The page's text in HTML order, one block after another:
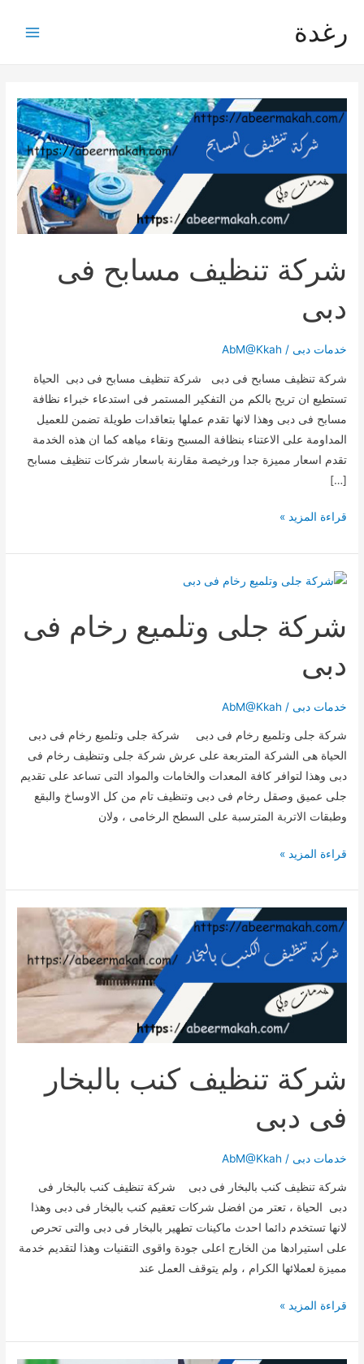
المحتوى
رغدة
شركة تنظيف مسابح فى
دبى
خدمات دبى /
AbM@Kkah
شركة تنظيف مسابح فى دبى شركة تنظيف مسابح فى دبى الحياة
تستطيع ان تريح بالكم من التفكير المستمر فى استدعاء خبراء نظافة
مسابح فى دبى وهذا لانها تقدم عملها بتعاقدات طويلة تضمن للعميل
المداومة على الاعتناء بنظافة المسبح ونقاء مياهه كما ان هذه الخدمة
تقدم اسعار مميزة جدا ورخيصة مقارنة باسعار شركات تنظيف مسابح
[…]
شركة
مسابح
فى
قراءة المزيد »
شركة جلى وتلميع رخام فى
دبى
خدمات دبى /
AbM@Kkah
شركة جلى وتلميع رخام فى دبى شركة جلى وتلميع رخام فى دبى
الحياة هى الشركة المتربعة على عرش شركة جلى وتنظيف رخام فى
دبى وهذا لتوافر كافة المعدات والخامات والمواد التى تساعد على تقديم
جلى عميق وصقل رخام فى دبى وتنظيف تام من كل الاوساخ والبقع
وطبقات الاتربة المترسبة على السطح الرخامى ، ولان
شركة
وتلميع
فى
دبى
قراءة المزيد »
شركة تنظيف كنب بالبخار
فى دبى
خدمات دبى /
AbM@Kkah
شركة تنظيف كنب بالبخار فى دبى شركة تنظيف كنب بالبخار فى
دبى الحياة ، تعتر من افضل شركات تعقيم كنب بالبخار فى دبى وهذا
لانها تستخدم دائما احدث ماكينات تطهير بالبخار فى دبى والتى تحرص
على استيرادها من الخارج اعلى جودة واقوى التقنيات وهذا لتقديم خدمة
مميزة لعملائها الكرام ، ولم يتوقف العمل عند
شركة
كنب
قراءة المزيد »